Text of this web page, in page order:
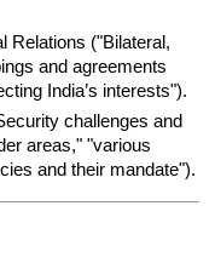
Relations ("Bilateral,
and agreements
India’s interests").
challenges and
areas," "various
and their mandate").